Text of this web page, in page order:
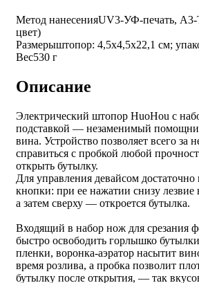
Метод нанесенияUV3-УФ-печать, A3-
цвет)
Размерыштопор: 4,5x4,5x22,1 см;
Вес530 г
Описание
Электрический штопор HuoHou с
подставкой — незаменимый
вина. Устройство позволяет всего за
справиться с пробкой любой
открыть бутылку.
Для управления девайсом достаточно
кнопки: при ее нажатии снизу лезвие
а затем сверху — откроется бутылка.
Входящий в набор нож для срезания
быстро освободить горлышко
пленки, воронка-аэратор насытит
время розлива, а пробка позволит
бутылку после открытия, — так